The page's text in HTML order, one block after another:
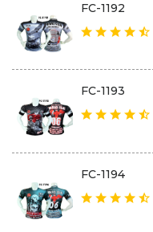
FC-1192
FC-1193
FC-1194